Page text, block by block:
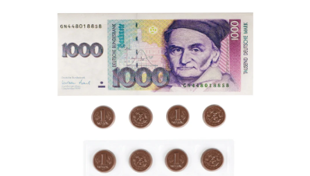
VERBINDUNG